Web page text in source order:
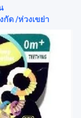
กัด /ห่วงเขย่า